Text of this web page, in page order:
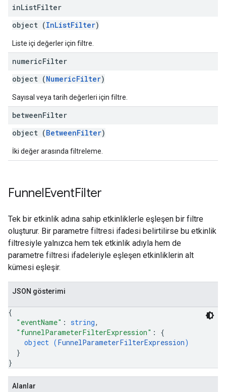
inListFilter
object (InListFilter)
Liste içi değerler için filtre.
numericFilter
object (NumericFilter)
Sayısal veya tarih değerleri için filtre.
betweenFilter
object (BetweenFilter)
İki değer arasında filtreleme.
FunnelEventFilter
Tek bir etkinlik adına sahip etkinliklerle eşleşen bir filtre
oluşturur. Bir parametre filtresi ifadesi belirtilirse bu etkinlik
filtresiyle yalnızca hem tek etkinlik adıyla hem de
parametre filtresi ifadeleriyle eşleşen etkinliklerin alt
kümesi eşleşir.
JSON gösterimi
{
"eventName" : string,
"funnelParameterFilterExpression" : {
object (FunnelParameterFilterExpression)
}
}
Alanlar